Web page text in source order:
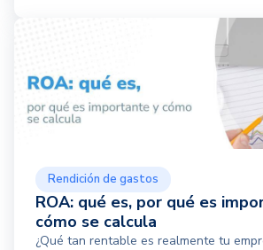
Rendición de gastos
ROA: qué es, por qué es
cómo se calcula
¿Qué tan rentable es realmente tu